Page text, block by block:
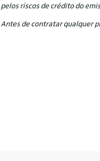
pelos riscos de crédito do
Antes de contratar qualquer